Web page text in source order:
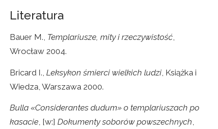
Literatura
Bauer M., Templariusze, mity i rzeczywistość,
Wrocław 2004.
Bricard I., Leksykon śmierci wielkich ludzi , Książka i
Wiedza, Warszawa 2000.
Bulla «Considerantes dudum» o templariuszach po
kasacie, [w:] Dokumenty soborów powszechnych,